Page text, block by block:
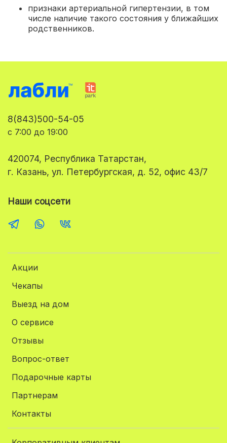
признаки артериальной гипертензии, в том
числе наличие такого состояния у ближайших
родственников.
Акции
Чекапы
Выезд на дом
О сервисе
Отзывы
Вопрос-ответ
Подарочные карты
Партнерам
Контакты
8(843)500-54-05
с 7:00 до 19:00
420074, Республика Татарстан,
г. Казань, ул. Петербургская, д. 52, офис 43/7
Наши соцсети